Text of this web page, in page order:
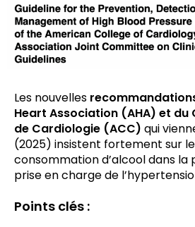
Les nouvelles
Heart Association (AHA) et du
de Cardiologie (ACC) qui
(2025) insistent fortement sur
consommation d’alcool dans
prise en charge de
Points clés :